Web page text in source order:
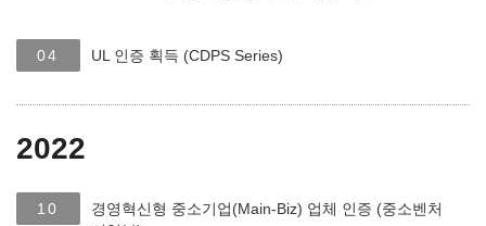
04 UL 인증 획득 (CDPS Series)
2022
10
경영혁신형 중소기업(Main-Biz) 업체 인증 (중소벤처